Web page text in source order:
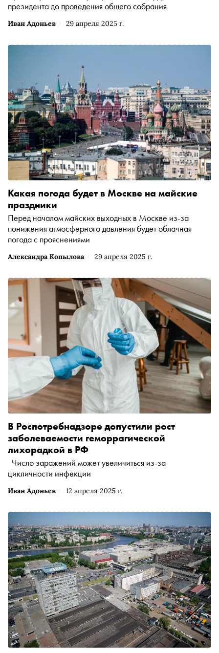
Иван Адоньев 29 апреля 2025 г.
президента до проведения общего собрания
Александра Копылова 29 апреля 2025 г.
Какая погода будет в Москве на майские
праздники
Перед началом майских выходных в Москве из-за
понижения атмосферного давления будет облачная
погода с прояснениями
Иван Адоньев 12 апреля 2025 г.
В Роспотребнадзоре допустили рост
заболеваемости геморрагической
лихорадкой в РФ
Число заражений может увеличиться из-за
цикличности инфекции